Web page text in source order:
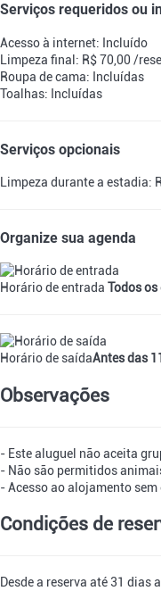
Serviços requeridos ou
Acesso à internet: Incluído
Limpeza final: R$ 70,00 /
Roupa de cama: Incluídas
Toalhas: Incluídas
Serviços opcionais
Limpeza durante a estadia:
Organize sua agenda
Horário de entrada Todos
Horário de saídaAntes das
Observações
- Este aluguel não aceita
- Não são permitidos
- Acesso ao alojamento sem
Condições de
Desde a reserva até 31 dias